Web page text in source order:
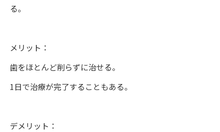
る。
メリット：
歯をほとんど削らずに治せる。
1日で治療が完了することもある。
デメリット：